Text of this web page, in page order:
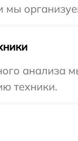
мы
анализа
техники.